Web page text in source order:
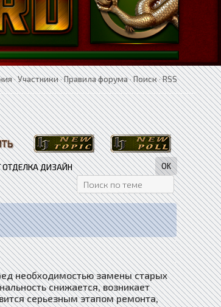
·Участники·Правила форума·Поиск·RSS
ОТДЕЛКА ДИЗАЙН
необходимостью замены старых
снижается, возникает
серьезным этапом ремонта,